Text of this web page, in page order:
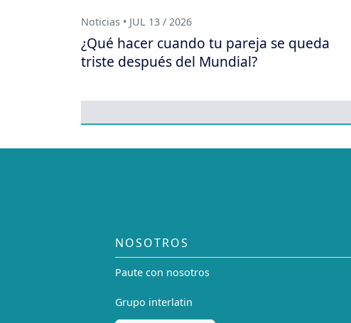
Noticias • JUL 13 / 2026
¿Qué hacer cuando tu pareja se queda
triste después del Mundial?
NOSOTROS
Paute con nosotros
Grupo interlatin